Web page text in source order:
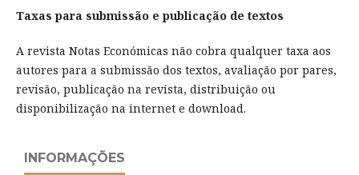
Taxas para submissão e publicação de textos
A revista Notas Económicas não cobra qualquer taxa aos
autores para a submissão dos textos, avaliação por pares,
revisão, publicação na revista, distribuição ou
disponibilização na internet e download.
INFORMAÇÕES